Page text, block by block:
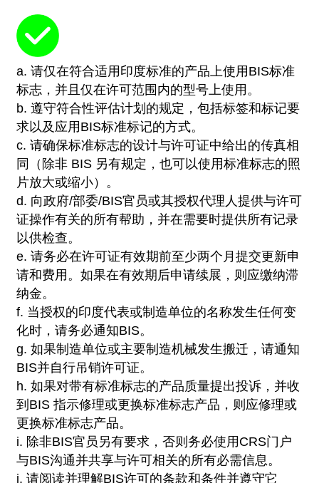
a. 请仅在符合适用印度标准的产品上使用BIS标准
标志，并且仅在许可范围内的型号上使用。
b. 遵守符合性评估计划的规定，包括标签和标记要
求以及应用BIS标准标记的方式。
c. 请确保标准标志的设计与许可证中给出的传真相
同（除非 BIS 另有规定，也可以使用标准标志的照
片放大或缩小）。
d. 向政府/部委/BIS官员或其授权代理人提供与许可
证操作有关的所有帮助，并在需要时提供所有记录
以供检查。
e. 请务必在许可证有效期前至少两个月提交更新申
请和费用。如果在有效期后申请续展，则应缴纳滞
纳金。
f. 当授权的印度代表或制造单位的名称发生任何变
化时，请务必通知BIS。
g. 如果制造单位或主要制造机械发生搬迁，请通知
BIS并自行吊销许可证。
h. 如果对带有标准标志的产品质量提出投诉，并收
到BIS 指示修理或更换标准标志产品，则应修理或
更换标准标志产品。
i. 除非BIS官员另有要求，否则务必使用CRS门户
与BIS沟通并共享与许可相关的所有必需信息。
j. 请阅读并理解BIS许可的条款和条件并遵守它